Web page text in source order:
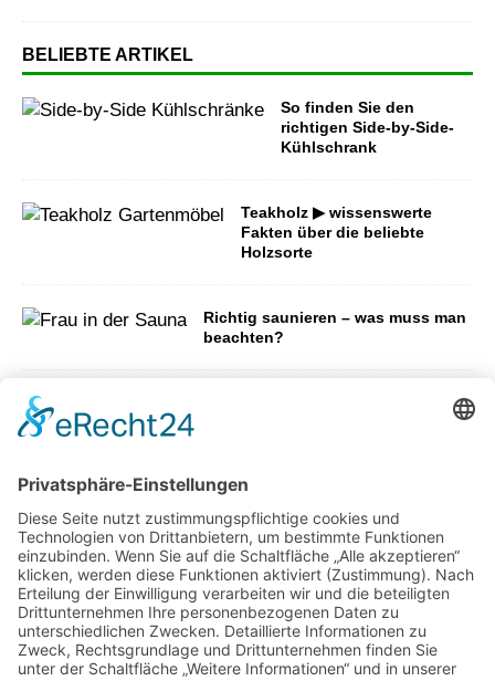
BELIEBTE ARTIKEL
So finden Sie den
richtigen Side-by-Side-
Kühlschrank
Teakholz ▶ wissenswerte
Fakten über die beliebte
Holzsorte
Richtig saunieren – was muss man
beachten?
eigenen Immobilie – wie
Die ultimative Anleitung für einen
blühenden Garten im eigenen Zuhause
Wie aus ungenutzten Flächen neue
Aufenthaltsbereiche werden können